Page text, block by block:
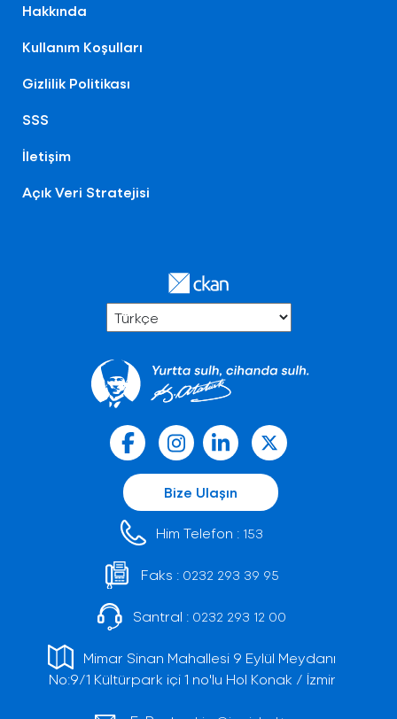
Hakkında
Kullanım Koşulları
Gizlilik Politikası
SSS
İletişim
Açık Veri Stratejisi
Bize Ulaşın
Him Telefon : 153
Faks : 0232 293 39 95
Santral : 0232 293 12 00
Mimar Sinan Mahallesi 9 Eylül Meydanı
No:9/1 Kültürpark içi 1 no'lu Hol Konak / İzmir